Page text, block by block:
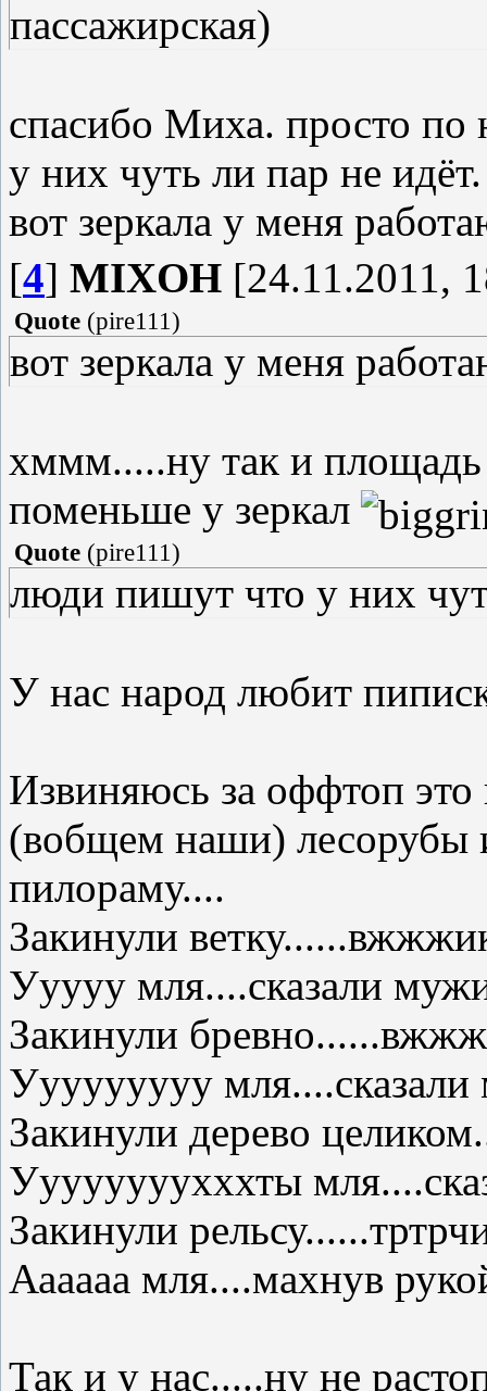
пассажирская)
спасибо Миха. просто по
у них чуть ли пар не идёт.
вот зеркала у меня
[4] MIXOH [24.11.2011,
Quote (pire111)
вот зеркала у меня
хммм.....ну так и площадь
поменьше у зеркал
Quote (pire111 )
люди пишут что у них
У нас народ любит
Извиняюсь за оффтоп это
(вобщем наши) лесорубы
пилораму....
Закинули
Ууууу мля....сказали
Закинули
Ууууууууу
Закинули дерево
Уууууууухххты
Закинули
Аааааа мля....махнув
Так и у нас.....ну не